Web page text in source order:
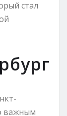
стал
важным